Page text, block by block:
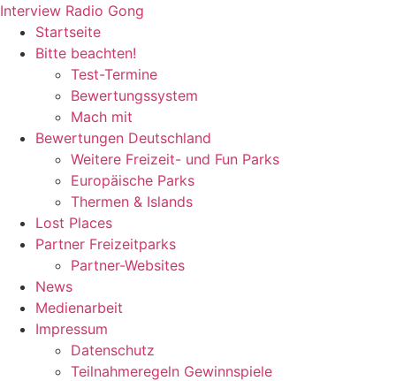
Zum
Inhalt
wechseln
Interview Radio Gong
Startseite
Bitte beachten!
Test-Termine
Bewertungssystem
Mach mit
Bewertungen Deutschland
Weitere Freizeit- und Fun Parks
Europäische Parks
Thermen & Islands
Lost Places
Partner Freizeitparks
Partner-Websites
News
Medienarbeit
Impressum
Datenschutz
Teilnahmeregeln Gewinnspiele